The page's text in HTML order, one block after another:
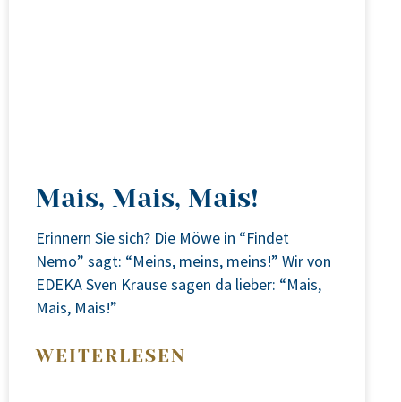
Mais, Mais, Mais!
Erin­nern Sie sich? Die Möwe in “Fin­det
Nemo” sagt: “Meins, meins, meins!” Wir von
EDEKA Sven Krau­se sagen da lie­ber: “Mais,
Mais, Mais!”
WEITERLESEN